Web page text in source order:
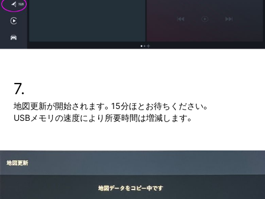
7.
地図更新が開始されます。15分ほとお待ちください。
USBメモリの速度により所要時間は増減します。